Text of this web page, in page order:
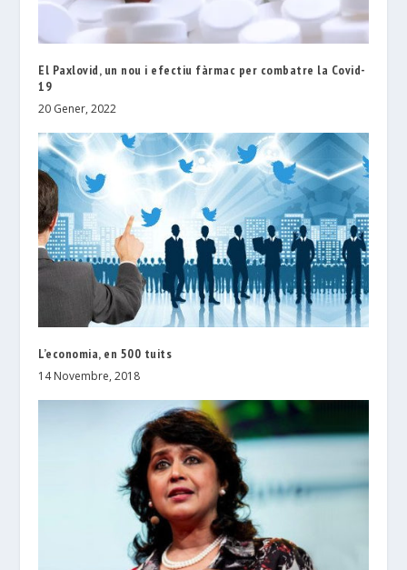
El Paxlovid, un nou i efectiu fàrmac per combatre la Covid-
19
20 Gener, 2022
L’economia, en 500 tuits
14 Novembre, 2018